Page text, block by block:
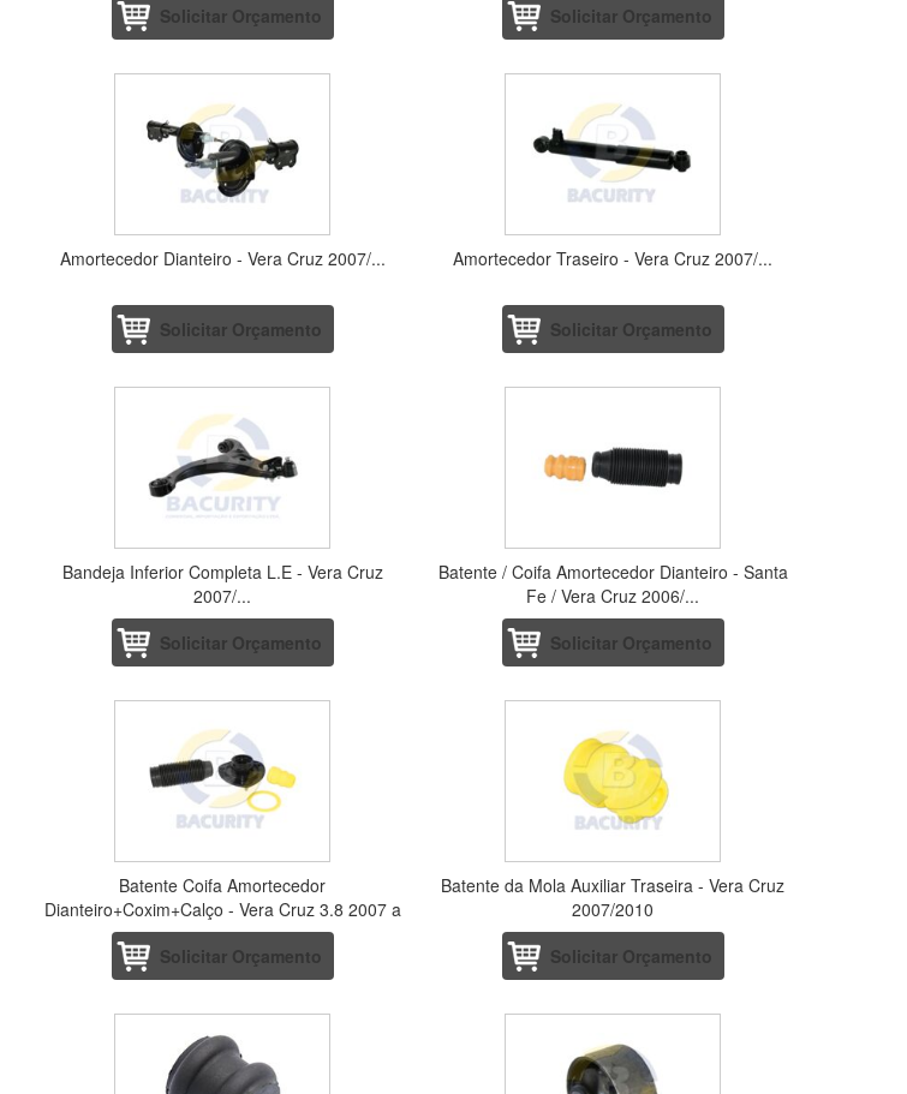
Solicitar Orçamento
Solicitar Orçamento
Amortecedor Dianteiro - Vera Cruz 2007/...
Solicitar Orçamento
Amortecedor Traseiro - Vera Cruz 2007/...
Solicitar Orçamento
Bandeja Inferior Completa L.E - Vera Cruz
2007/...
Solicitar Orçamento
Batente / Coifa Amortecedor Dianteiro - Santa
Fe / Vera Cruz 2006/...
Solicitar Orçamento
Batente Coifa Amortecedor
Dianteiro+Coxim+Calço - Vera Cruz 3.8 2007 a
2012 / Mohave 2007 a 2012
Solicitar Orçamento
Batente da Mola Auxiliar Traseira - Vera Cruz
2007/2010
Solicitar Orçamento